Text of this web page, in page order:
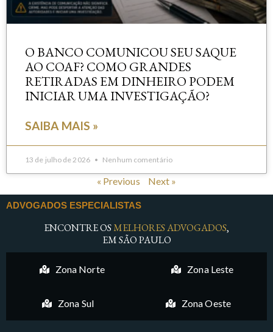
O BANCO COMUNICOU SEU SAQUE
AO COAF? COMO GRANDES
RETIRADAS EM DINHEIRO PODEM
INICIAR UMA INVESTIGAÇÃO?
SAIBA MAIS »
13 de julho de 2026 Nenhum comentário
« Previous Next »
ADVOGADOS ESPECIALISTAS
ENCONTRE OSMELHORES ADVOGADOS,
EM SÃO PAULO
Zona Norte Zona Leste
Zona Sul Zona Oeste